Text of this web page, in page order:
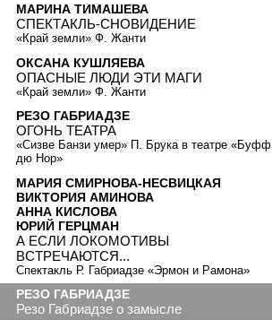
МАРИНА ТИМАШЕВА
СПЕКТАКЛЬ-СНОВИДЕНИЕ
«Край земли» Ф. Жанти
ОКСАНА КУШЛЯЕВА
ОПАСНЫЕ ЛЮДИ ЭТИ МАГИ
«Край земли» Ф. Жанти
РЕЗО ГАБРИАДЗЕ
ОГОНЬ ТЕАТРА
«Сизве Банзи умер» П. Брука в театре «Буфф
дю Нор»
МАРИЯ СМИРНОВА-НЕСВИЦКАЯ
ВИКТОРИЯ АМИНОВА
АННА КИСЛОВА
ЮРИЙ ГЕРЦМАН
А ЕСЛИ ЛОКОМОТИВЫ
ВСТРЕЧАЮТСЯ...
Спектакль Р. Габриадзе «Эрмон и Рамона»
РЕЗО ГАБРИАДЗЕ
Резо Габриадзе о замысле